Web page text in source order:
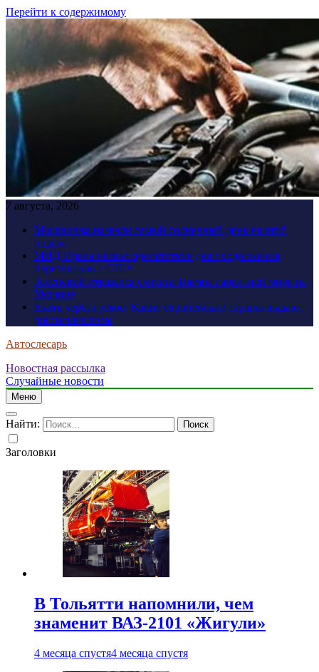
Перейти к содержимому
7 августа, 2026
Москвичам назвали самый солнечный день на этой
неделе
МИД Ирана назвал препятствие для продолжения
переговоров с США
Зеленский отказался считать Трампа гарантией мира на
Украине
Ехать через греков: Какие европейские страны выдают
россиянам визы
Автослесарь
Новостная рассылка
Случайные новости
Меню
Найти:
Заголовки
В Тольятти напомнили, чем
знаменит ВАЗ-2101 «Жигули»
4 месяца спустя4 месяца спустя